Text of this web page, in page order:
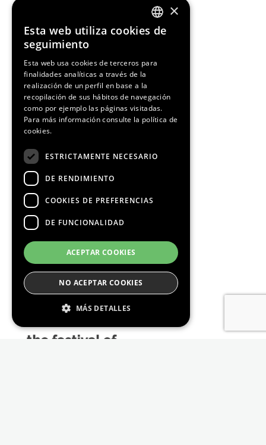
Media Partners
ENGLISH
×
Esta web utiliza cookies de
seguimiento
Esta web usa cookies de terceros para
finalidades analíticas a través de la
realización de un perfil en base a la
recopilación de sus hábitos de navegación
como por ejemplo las páginas visitadas.
Para más información consulte la política de
cookies.
ESTRICTAMENTE NECESARIO
DE RENDIMIENTO
COOKIES DE PREFERENCIAS
DE FUNCIONALIDAD
ACEPTAR COOKIES
NO ACEPTAR COOKIES
MÁS DETALLES